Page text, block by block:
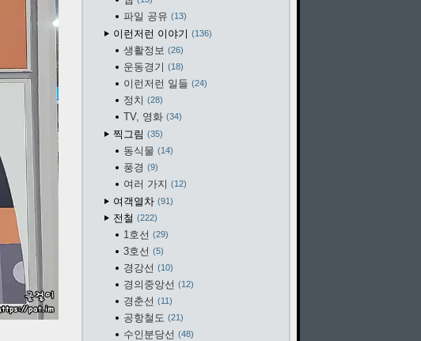
파일 공유 13
이런저런 이야기 136
생활정보 26
운동경기 18
이런저런 일들 24
정치 28
TV, 영화 34
찍그림 35
동식물 14
풍경 9
여러 가지 12
여객열차 91
전철 222
1호선 29
3호선 5
경강선 10
경의중앙선 12
경춘선 11
공항철도 21
수인분당선 48